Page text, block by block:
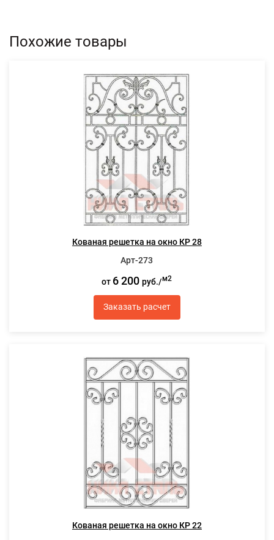
Похожие товары
Кованая решетка на окно КР 28
Арт-273
от 6 200руб./м2
Заказать расчет
Кованая решетка на окно КР 22